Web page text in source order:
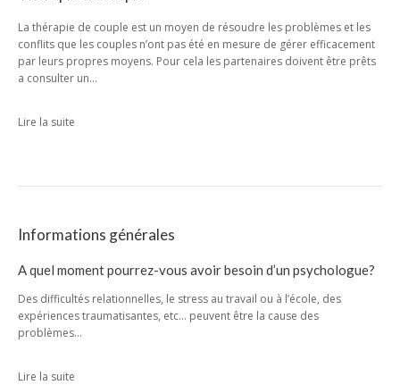
La thérapie de couple est un moyen de résoudre les problèmes et les
conflits que les couples n’ont pas été en mesure de gérer efficacement
par leurs propres moyens. Pour cela les partenaires doivent être prêts
a consulter un…
Lire la suite
Informations générales
A quel moment pourrez-vous avoir besoin d’un psychologue?
Des difficultés relationnelles, le stress au travail ou à l’école, des
expériences traumatisantes, etc… peuvent être la cause des
problèmes…
Lire la suite